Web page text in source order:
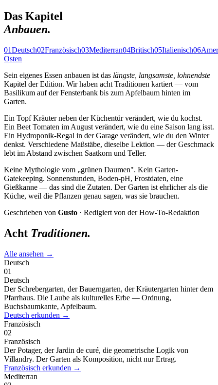
Das Kapitel
Anbauen.
01Deutsch02Französisch03Mediterran04Britisch05Italienisch06
Osten
Sein eigenes Essen anbauen ist das längste, langsamste, lohnendste
Kapitel der Edition. Wir haben acht Traditionen kartiert — vom
Basilikum auf der Fensterbank bis zum Apfelbaum hinten im
Garten.
Ein Topf Kräuter neben der Küchentür verändert, wie du kochst.
Ein Beet Tomaten im August verändert, wie du eine Saison lang isst.
Ein Hydroponik-Regal in der Garage verändert, wie du den Winter
denkst. Verschiedene Maßstäbe, dieselbe Lektion — der Geschmack
lebt im Abstand zwischen Saatkorn und Teller.
Keine Mythologie vom „grünen Daumen". Kein Garten-
Gatekeeping. Sonnenstunden, Boden-pH, Frostdaten, eine
Gießkanne — das sind die Zutaten. Der Garten ist ehrlicher als die
Küche, weil die Pflanzen genau sagen, was sie brauchen.
Geschrieben von Gusto · Redigiert von der How-To-Redaktion
Acht Traditionen.
Alle ansehen →
Deutsch
01
Deutsch
Der Schrebergarten, der Bauerngarten, der Kräutergarten hinter dem
Pfarrhaus. Die Laube als kulturelles Erbe — Ordnung,
Buchsbaumkante, Apfelbaum.
Deutsch erkunden →
Französisch
02
Französisch
Der Potager, der Jardin de curé, die geometrische Logik von
Villandry. Der Garten als Komposition, nicht nur Ertrag.
Französisch erkunden →
Mediterran